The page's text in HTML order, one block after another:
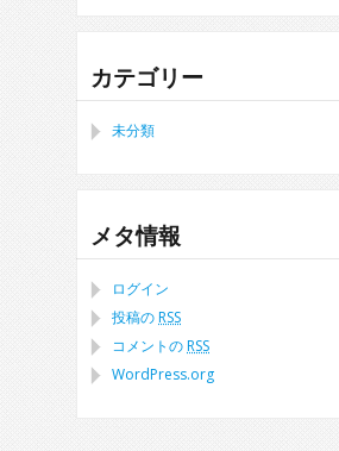
カテゴリー
未分類
メタ情報
ログイン
投稿のRSS
コメントのRSS
WordPress.org